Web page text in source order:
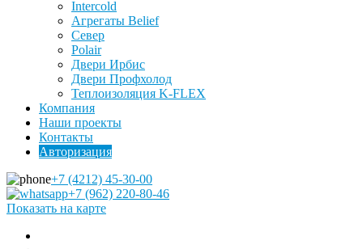
Intercold
Агрегаты Belief
Север
Polair
Двери Ирбис
Двери Профхолод
Теплоизоляция K-FLEX
Компания
Наши проекты
Контакты
Авторизация
+7 (4212) 45-30-00
+7 (962) 220-80-46
Показать на карте